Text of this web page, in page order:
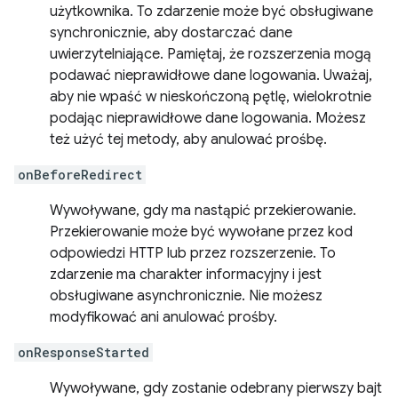
użytkownika. To zdarzenie może być obsługiwane
synchronicznie, aby dostarczać dane
uwierzytelniające. Pamiętaj, że rozszerzenia mogą
podawać nieprawidłowe dane logowania. Uważaj,
aby nie wpaść w nieskończoną pętlę, wielokrotnie
podając nieprawidłowe dane logowania. Możesz
też użyć tej metody, aby anulować prośbę.
onBeforeRedirect
Wywoływane, gdy ma nastąpić przekierowanie.
Przekierowanie może być wywołane przez kod
odpowiedzi HTTP lub przez rozszerzenie. To
zdarzenie ma charakter informacyjny i jest
obsługiwane asynchronicznie. Nie możesz
modyfikować ani anulować prośby.
onResponseStarted
Wywoływane, gdy zostanie odebrany pierwszy bajt